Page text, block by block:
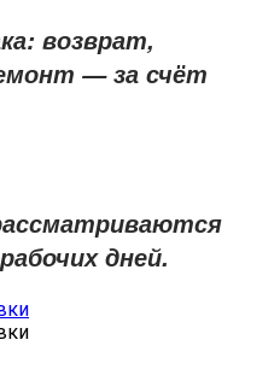
возврат,
—за счёт
дней.